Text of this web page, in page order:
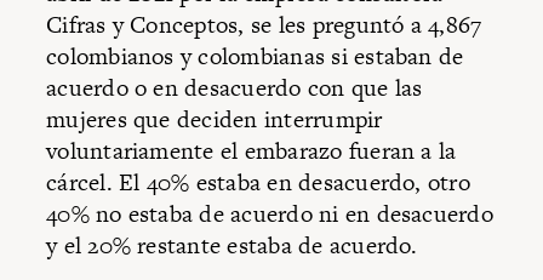
Cifras y Conceptos, se les preguntó a 4,867
colombianos y colombianas si estaban de
acuerdo o en desacuerdo con que las
mujeres que deciden interrumpir
voluntariamente el embarazo fueran a la
cárcel. El 40% estaba en desacuerdo, otro
40% no estaba de acuerdo ni en desacuerdo
y el 20% restante estaba de acuerdo.